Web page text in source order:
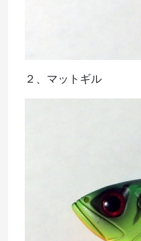
２、マットギル